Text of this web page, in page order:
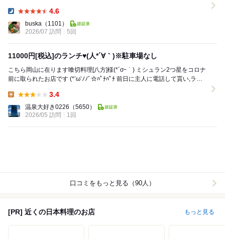
4.6
buska （1101）
2026/07 訪問
5回
11000円[税込]のランチ♥(人*´∀｀)※駐車場なし
こちら岡山に在ります喰切料理[八方]様(*´σｰ｀) ミシュラン2つ星をコロナ
前に取られたお店です (*’ω’ﾉﾉﾞ☆ﾊﾟﾁﾊﾟﾁ 前日に主人に電話して貰い,ラン
3.4
温泉大好き0226 （5650）
2026/05 訪問
1回
口コミをもっと見る（90人）
[PR] 近くの日本料理のお店 もっと見る